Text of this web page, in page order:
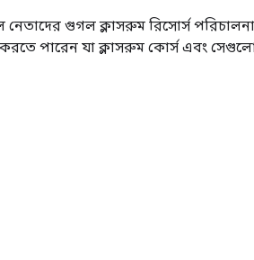
গুগল ক্লাসরুম রিসোর্স
পারেন যা ক্লাসরুম কোর্স এবং